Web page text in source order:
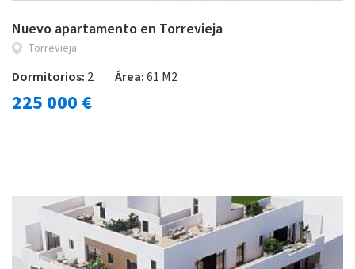
Nuevo apartamento en Torrevieja
Torrevieja
Dormitorios: 2 Área:61 M2
225 000 €